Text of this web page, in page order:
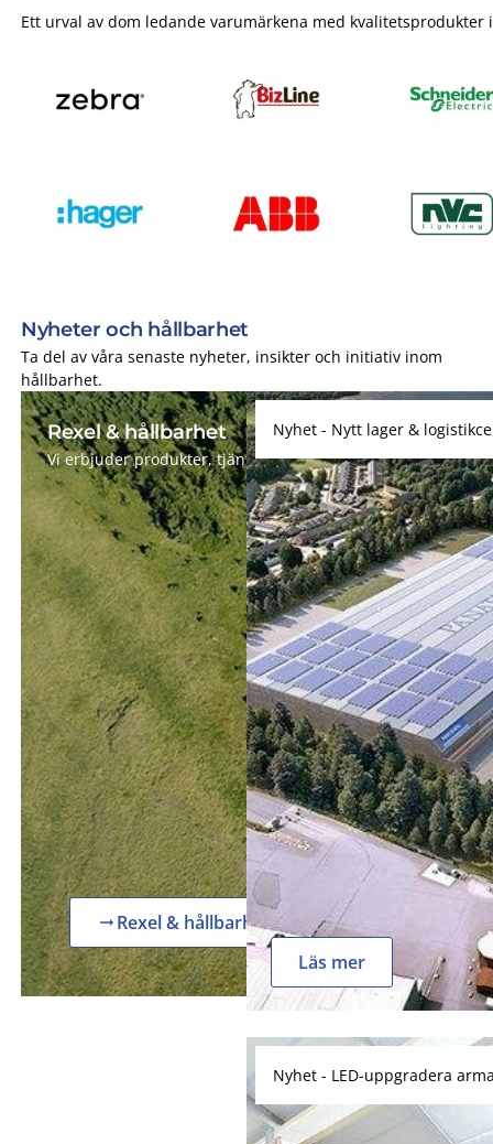
Ett urval av dom ledande varumärkena med kvalitetsprodukter
Nyheter och hållbarhet
Ta del av våra senaste nyheter, insikter och initiativ inom
hållbarhet.
arrow_right_alt Rexel & hållbarhet
Rexel & hållbarhet
Vi erbjuder produkter, tjänster och lösningar som hjälper
Läs mer
Nyhet - Nytt lager &
Nyhet - LED-uppgradera